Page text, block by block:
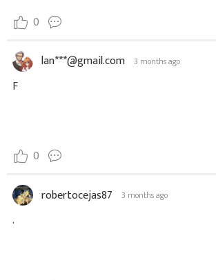
0
lan***@gmail.com 3 months ago
F
0
robertocejas87 3 months ago
.